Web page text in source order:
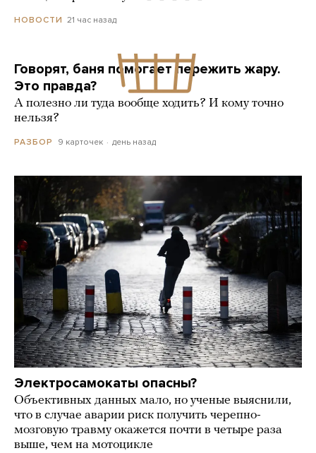
НОВОСТИ 21 час назад
Говорят, баня помогает пережить жару.
Это правда?
А полезно ли туда вообще ходить? И кому точно
нельзя?
РАЗБОР 9 карточек день назад
Электросамокаты опасны?
Объективных данных мало, но ученые выяснили,
что в случае аварии риск получить черепно-
мозговую травму окажется почти в четыре раза
выше, чем на мотоцикле